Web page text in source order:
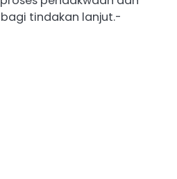
tindakan lanjut.-